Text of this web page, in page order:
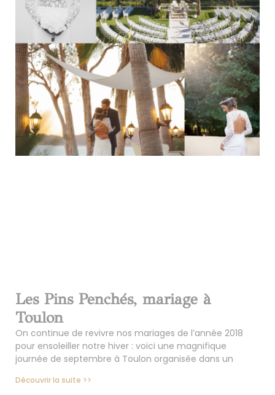
Les Pins Penchés, mariage à
Toulon
On continue de revivre nos mariages de l’année 2018
pour ensoleiller notre hiver : voici une magnifique
journée de septembre à Toulon organisée dans un
Découvrir la suite >>